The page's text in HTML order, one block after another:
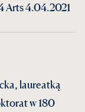
Arts 4.04.2021
laureatką
w 180